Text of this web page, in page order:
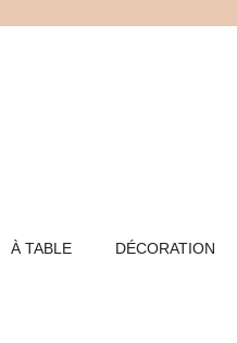
À TABLE DÉCORATION